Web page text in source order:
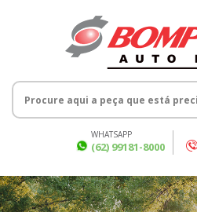
WHATSAPP
(62) 99181-8000